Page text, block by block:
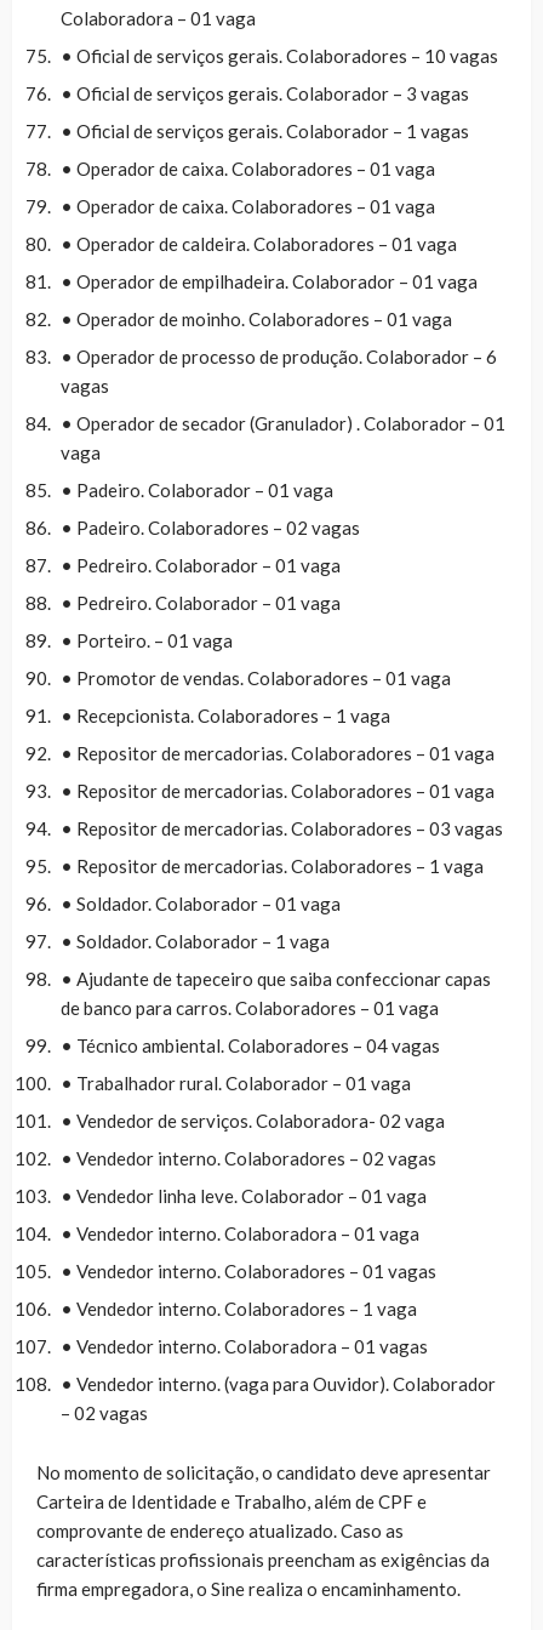
Colaboradora – 01 vaga
• Oficial de serviços gerais. Colaboradores – 10 vagas
• Oficial de serviços gerais. Colaborador – 3 vagas
• Oficial de serviços gerais. Colaborador – 1 vagas
• Operador de caixa. Colaboradores – 01 vaga
• Operador de caixa. Colaboradores – 01 vaga
• Operador de caldeira. Colaboradores – 01 vaga
• Operador de empilhadeira. Colaborador – 01 vaga
• Operador de moinho. Colaboradores – 01 vaga
• Operador de processo de produção. Colaborador – 6
vagas
• Operador de secador (Granulador) . Colaborador – 01
vaga
• Padeiro. Colaborador – 01 vaga
• Padeiro. Colaboradores – 02 vagas
• Pedreiro. Colaborador – 01 vaga
• Pedreiro. Colaborador – 01 vaga
• Porteiro. – 01 vaga
• Promotor de vendas. Colaboradores – 01 vaga
• Recepcionista. Colaboradores – 1 vaga
• Repositor de mercadorias. Colaboradores – 01 vaga
• Repositor de mercadorias. Colaboradores – 01 vaga
• Repositor de mercadorias. Colaboradores – 03 vagas
• Repositor de mercadorias. Colaboradores – 1 vaga
• Soldador. Colaborador – 01 vaga
• Soldador. Colaborador – 1 vaga
• Ajudante de tapeceiro que saiba confeccionar capas
de banco para carros. Colaboradores – 01 vaga
• Técnico ambiental. Colaboradores – 04 vagas
• Trabalhador rural. Colaborador – 01 vaga
• Vendedor de serviços. Colaboradora- 02 vaga
• Vendedor interno. Colaboradores – 02 vagas
• Vendedor linha leve. Colaborador – 01 vaga
• Vendedor interno. Colaboradora – 01 vaga
• Vendedor interno. Colaboradores – 01 vagas
• Vendedor interno. Colaboradores – 1 vaga
• Vendedor interno. Colaboradora – 01 vagas
• Vendedor interno. (vaga para Ouvidor). Colaborador
– 02 vagas
No momento de solicitação, o candidato deve apresentar
Carteira de Identidade e Trabalho, além de CPF e
comprovante de endereço atualizado. Caso as
características profissionais preencham as exigências da
firma empregadora, o Sine realiza o encaminhamento.